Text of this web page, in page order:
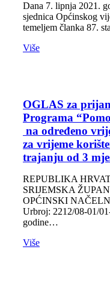
Dana 7. lipnja 2021.
sjednica Općinskog
temeljem članka 87.
Više
OGLAS za
Programa
na određeno
za vrijeme
trajanju od 3
REPUBLIKA
SRIJEMSKA
OPĆINSKI
Urbroj: 2212/08-01/
godine…
Više